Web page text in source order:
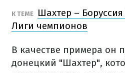
К ТЕМЕ
Шахтер –
Лиги чемпионов
В качестве примера он
донецкий "Шахтер",